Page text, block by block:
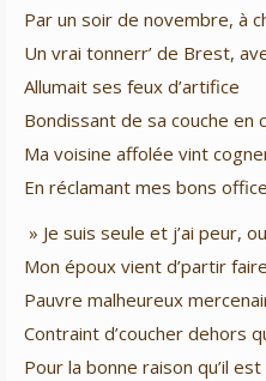
Par un soir de novembre, à
Un vrai tonnerr’ de Brest,
Allumait ses feux d’artifice
Bondissant de sa couche en
Ma voisine affolée vint
En réclamant mes bons
» Je suis seule et j’ai peur,
Mon époux vient d’partir
Pauvre malheureux
Contraint d’coucher dehors
Pour la bonne raison qu’il